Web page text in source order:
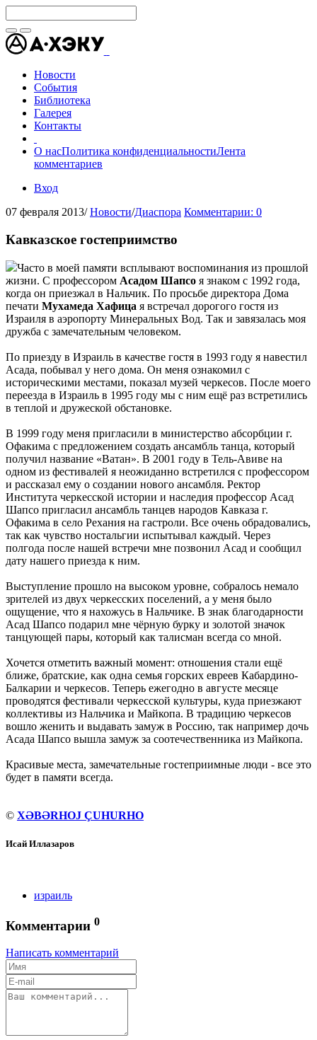
Новости
События
Библиотека
Галерея
Контакты
О насПолитика конфиденциальностиЛента
комментариев
Вход
07 февраля 2013/ Новости/Диаспора Комментарии: 0
Кавказское гостеприимство
Часто в моей памяти всплывают воспоминания из прошлой
жизни. С профессором Асадом Шапсо я знаком с 1992 года,
когда он приезжал в Нальчик. По просьбе директора Дома
печати Мухамеда Хафица я встречал дорогого гостя из
Израиля в аэропорту Минеральных Вод. Так и завязалась моя
дружба с замечательным человеком.
По приезду в Израиль в качестве гостя в 1993 году я навестил
Асада, побывал у него дома. Он меня ознакомил с
историческими местами, показал музей черкесов. После моего
переезда в Израиль в 1995 году мы с ним ещё раз встретились
в теплой и дружеской обстановке.
В 1999 году меня пригласили в министерство абсорбции г.
Офакима с предложением создать ансамбль танца, который
получил название «Ватан». В 2001 году в Тель-Авиве на
одном из фестивалей я неожиданно встретился с профессором
и рассказал ему о создании нового ансамбля. Ректор
Института черкесской истории и наследия профессор Асад
Шапсо пригласил ансамбль танцев народов Кавказа г.
Офакима в село Рехания на гастроли. Все очень обрадовались,
так как чувство ностальгии испытывал каждый. Через
полгода после нашей встречи мне позвонил Асад и сообщил
дату нашего приезда к ним.
Выступление прошло на высоком уровне, собралось немало
зрителей из двух черкесских поселений, а у меня было
ощущение, что я нахожусь в Нальчике. В знак благодарности
Асад Шапсо подарил мне чёрную бурку и золотой значок
танцующей пары, который как талисман всегда со мной.
Хочется отметить важный момент: отношения стали ещё
ближе, братские, как одна семья горских евреев Кабардино-
Балкарии и черкесов. Теперь ежегодно в августе месяце
проводятся фестивали черкесской культуры, куда приезжают
коллективы из Нальчика и Майкопа. В традицию черкесов
вошло женить и выдавать замуж в Россию, так например дочь
Асада Шапсо вышла замуж за соотечественника из Майкопа.
Красивые места, замечательные гостеприимные люди - все это
будет в памяти всегда.
© XƏBƏRHOJ ÇUHURHO
Исай Иллазаров
израиль
Комментарии 0
Написать комментарий